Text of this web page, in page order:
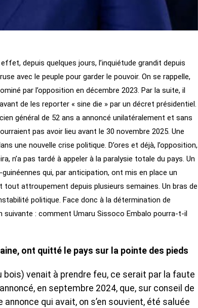
depuis quelques jours, l’inquiétude grandit depuis
avec le peuple pour garder le pouvoir. On se rappelle,
par l’opposition en décembre 2023. Par la suite, il
de les reporter « sine die » par un décret présidentiel.
général de 52 ans a annoncé unilatéralement et sans
pas avoir lieu avant le 30 novembre 2025. Une
une nouvelle crise politique. D’ores et déjà, l’opposition,
n’a pas tardé à appeler à la paralysie totale du pays. Un
qui, par anticipation, ont mis en place un
attroupement depuis plusieurs semaines. Un bras de
politique. Face donc à la détermination de
suivante : comment Umaru Sissoco Embalo pourra-t-il
ont quitté le pays sur la pointe des pieds
bois) venait à prendre feu, ce serait par la faute
en septembre 2024, que, sur conseil de
qui avait, on s’en souvient, été saluée